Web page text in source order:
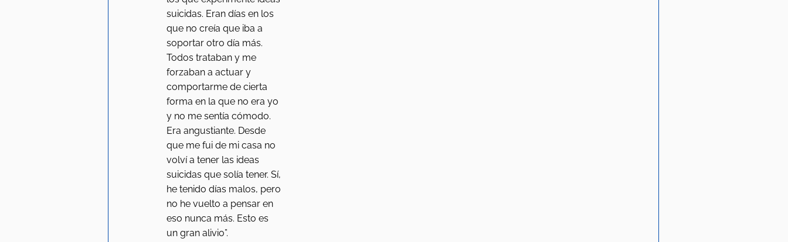
suicidas. Eran días en los
que no creía que iba a
soportar otro día más.
Todos trataban y me
forzaban a actuar y
comportarme de cierta
forma en la que no era yo
y no me sentía cómodo.
Era angustiante. Desde
que me fui de mi casa no
volví a tener las ideas
suicidas que solía tener. Sí,
he tenido días malos, pero
no he vuelto a pensar en
eso nunca más. Esto es
un gran alivio”.